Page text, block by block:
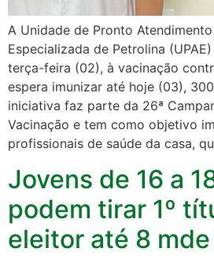
A Unidade de Pronto
Especializada de Petrolina
terça-feira (02), à vacinação
espera imunizar até hoje (03),
iniciativa faz parte da 26ª
Vacinação e tem como objetivo
profissionais de saúde da casa,
Jovens de 16 a
podem tirar 1º
eleitor até 8